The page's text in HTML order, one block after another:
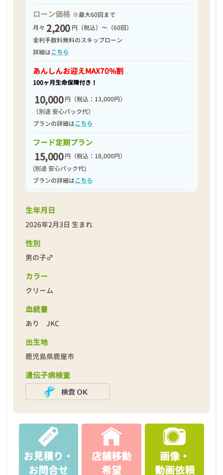
2026年02月09日
❮
ローン価格 ※最大60回まで
月々 2,200 円（税込）～（60回）
金利手数料無料のスキップローン
詳細はこちら
あんしんお迎えMAX70%割
100ヶ月生命保障付き！
10,000 円 （税込：13,000円）
（別途 安心パック代）
プランの詳細はこちら
フード定期プラン
15,000 円 （税込：18,000円）
(別途 安心パック代)
プランの詳細はこちら
生年月日
2026年2月3日 生まれ
性別
男の子♂
カラー
クリーム
血統書
あり JKC
出生地
鹿児島県鹿屋市
遺伝子病検査
お見積り・
お問合せ
店舗移動
希望
画像・
動画依頼